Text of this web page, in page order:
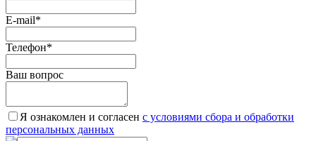
E-mail*
Телефон*
Ваш вопрос
Я ознакомлен и согласен c условиями сбора и обработки
персональных данных